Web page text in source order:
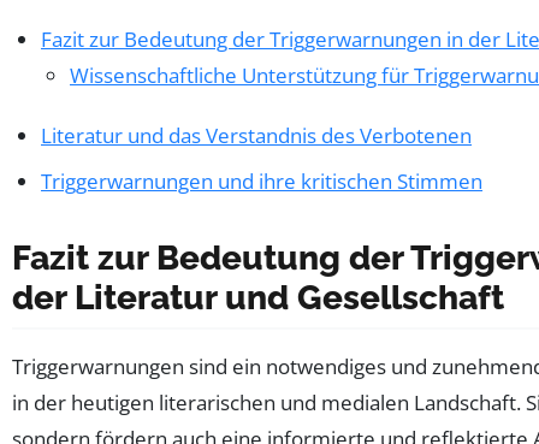
Fazit zur Bedeutung der Triggerwarnungen in der
Wissenschaftliche Unterstützung für
Literatur und das Verstandnis des Verbotenen
Triggerwarnungen und ihre kritischen Stimmen
Fazit zur Bedeutung der
der Literatur und Gesellschaft
Triggerwarnungen sind ein notwendiges und
in der heutigen literarischen und medialen Landschaft.
sondern fördern auch eine informierte und reflektierte